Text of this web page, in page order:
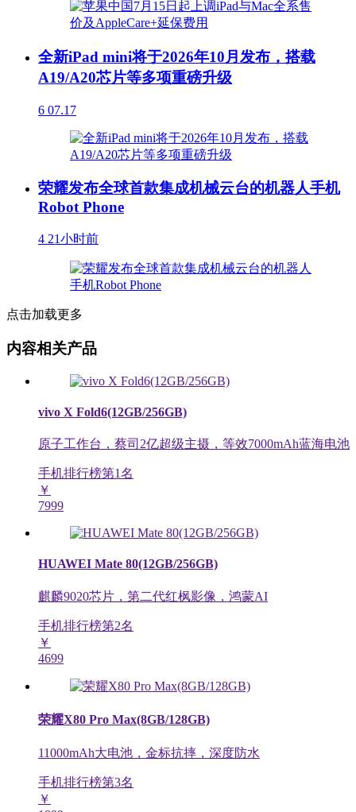
全新iPad mini将于2026年10月发布，搭载
A19/A20芯片等多项重磅升级
6 07.17
荣耀发布全球首款集成机械云台的机器人手机
Robot Phone
4 21小时前
点击加载更多
内容相关产品
vivo X Fold6(12GB/256GB)
原子工作台，蔡司2亿超级主摄，等效7000mAh蓝海电池
手机排行榜第1名
￥
7999
HUAWEI Mate 80(12GB/256GB)
麒麟9020芯片，第二代红枫影像，鸿蒙AI
手机排行榜第2名
￥
4699
荣耀X80 Pro Max(8GB/128GB)
11000mAh大电池，金标抗摔，深度防水
手机排行榜第3名
￥